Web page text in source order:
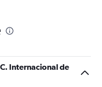
axis
Number
of
Internacional de